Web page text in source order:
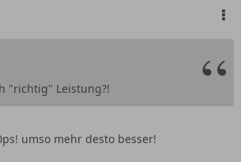
"richtig" Leistung?!
umso mehr desto besser!